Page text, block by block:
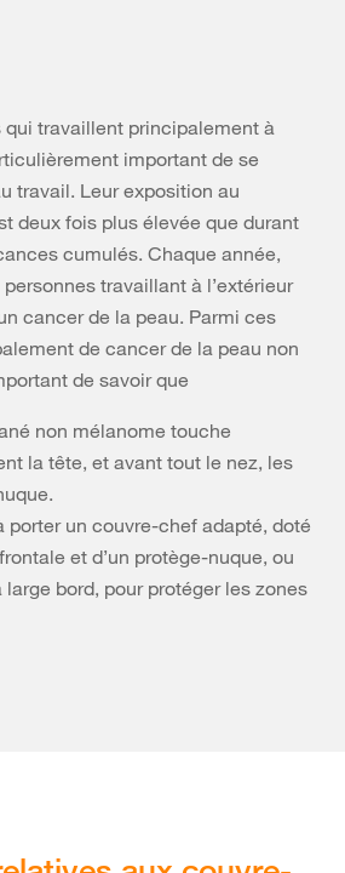
qui travaillent principalement à
important de se
travail. Leur exposition au
deux fois plus élevée que durant
cumulés. Chaque année,
travaillant à l’extérieur
cancer de la peau. Parmi ces
de cancer de la peau non
de savoir que
non mélanome touche
la tête, et avant tout le nez, les
porter un couvre-chef adapté, doté
et d’un protège-nuque, ou
large bord, pour protéger les zones